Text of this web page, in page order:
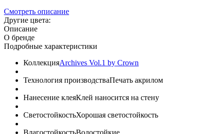
Смотреть описание
Другие цвета:
Описание
О бренде
Подробные характеристики
КоллекцияArchives Vol.1 by Crown
Технология производстваПечать акрилом
Нанесение клеяКлей наносится на стену
СветостойкостьХорошая светостойкость
ВлагостойкостьВодостойкие